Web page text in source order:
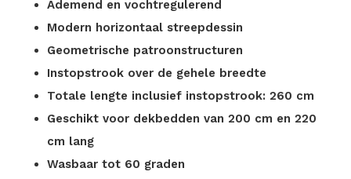
Ademend en vochtregulerend
Modern horizontaal streepdessin
Geometrische patroonstructuren
Instopstrook over de gehele breedte
Totale lengte inclusief instopstrook: 260 cm
Geschikt voor dekbedden van 200 cm en 220
cm lang
Wasbaar tot 60 graden